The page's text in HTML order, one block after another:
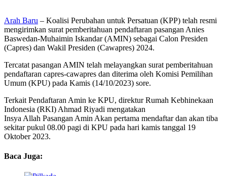
Arah Baru – Koalisi Perubahan untuk Persatuan (KPP) telah resmi
mengirimkan surat pemberitahuan pendaftaran pasangan Anies
Baswedan-Muhaimin Iskandar (AMIN) sebagai Calon Presiden
(Capres) dan Wakil Presiden (Cawapres) 2024.
Tercatat pasangan AMIN telah melayangkan surat pemberitahuan
pendaftaran capres-cawapres dan diterima oleh Komisi Pemilihan
Umum (KPU) pada Kamis (14/10/2023) sore.
Terkait Pendaftaran Amin ke KPU, direktur Rumah Kebhinekaan
Indonesia (RKI) Ahmad Riyadi mengatakan
Insya Allah Pasangan Amin Akan pertama mendaftar dan akan tiba
sekitar pukul 08.00 pagi di KPU pada hari kamis tanggal 19
Oktober 2023.
Baca Juga: